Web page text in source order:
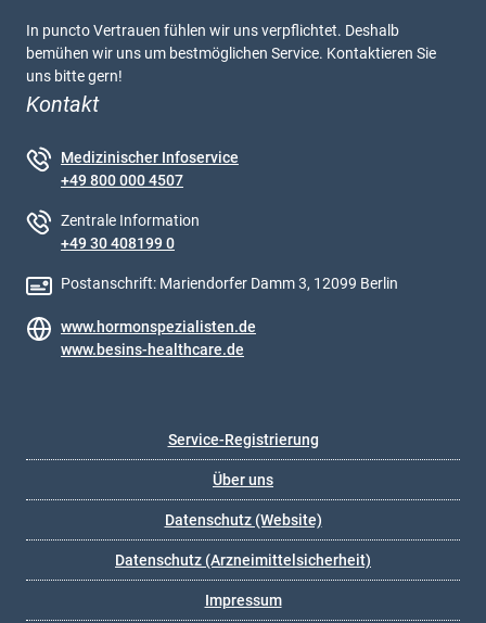
In puncto Vertrauen fühlen wir uns verpflichtet. Deshalb
bemühen wir uns um bestmöglichen Service. Kontaktieren Sie
uns bitte gern!
Kontakt
Medizinischer Infoservice
+49 800 000 4507
Zentrale Information
+49 30 408199 0
Postanschrift: Mariendorfer Damm 3, 12099 Berlin
www.hormonspezialisten.de
www.besins-healthcare.de
Service-Registrierung
Über uns
Datenschutz (Website)
Datenschutz (Arzneimittelsicherheit)
Impressum